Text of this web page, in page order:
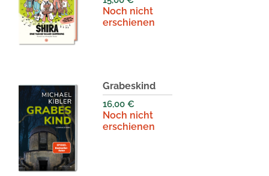
Noch nicht
erschienen
Grabeskind
16,00 €
Noch nicht
erschienen